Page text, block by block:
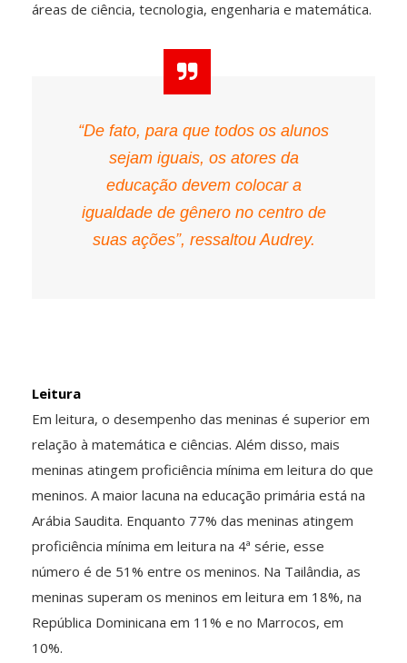
áreas de ciência, tecnologia, engenharia e matemática.
“De fato, para que todos os alunos
sejam iguais, os atores da
educação devem colocar a
igualdade de gênero no centro de
suas ações”, ressaltou Audrey.
Leitura
Em leitura, o desempenho das meninas é superior em
relação à matemática e ciências. Além disso, mais
meninas atingem proficiência mínima em leitura do que
meninos. A maior lacuna na educação primária está na
Arábia Saudita. Enquanto 77% das meninas atingem
proficiência mínima em leitura na 4ª série, esse
número é de 51% entre os meninos. Na Tailândia, as
meninas superam os meninos em leitura em 18%, na
República Dominicana em 11% e no Marrocos, em
10%.